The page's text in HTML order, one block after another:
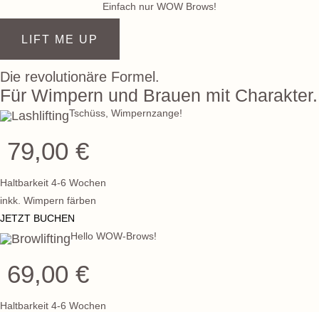
Einfach nur WOW Brows!
LIFT ME UP
Die revolutionäre Formel.
Für Wimpern und Brauen mit Charakter.
LashliftingTschüss, Wimpernzange!
79,00 €
Haltbarkeit 4-6 Wochen
inkk. Wimpern färben
JETZT BUCHEN
Browlifting Hello WOW-Brows!
69,00 €
Haltbarkeit 4-6 Wochen